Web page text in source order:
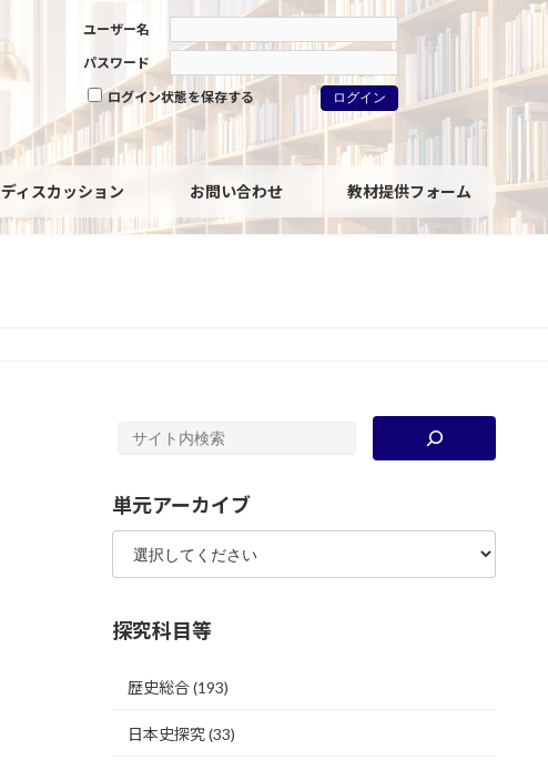
ユーザー名
パスワード
ログイン状態を保存する
ディスカッション お問い合わせ 教材提供フォーム
単元アーカイブ
探究科目等
歴史総合(193)
日本史探究(33)